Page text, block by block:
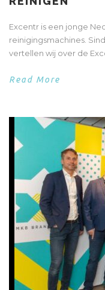
Excentr is een jonge
reinigingsmachines.
vertellen wij over de
Read More